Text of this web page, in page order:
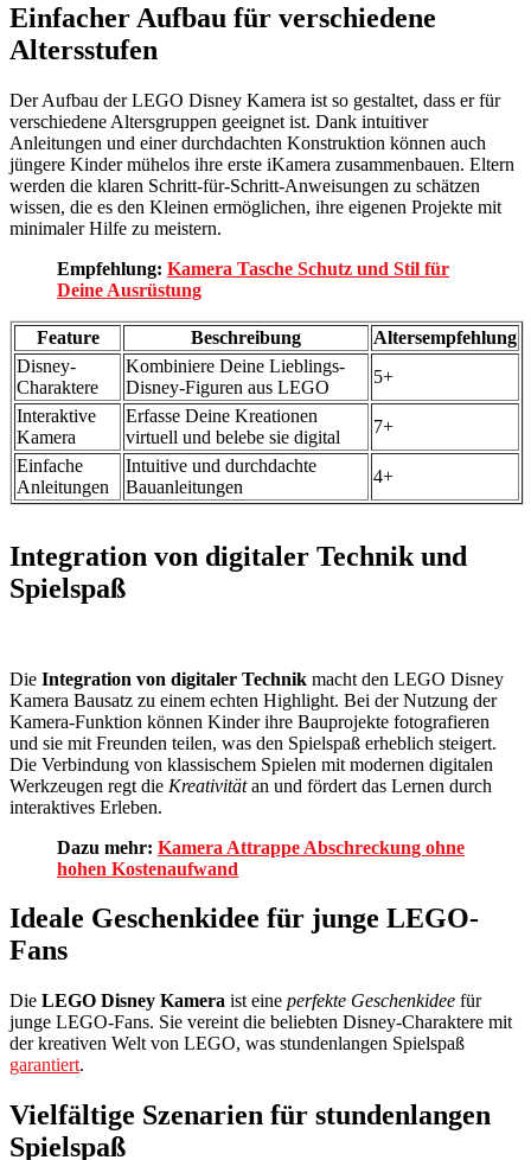
Einfacher Aufbau für verschiedene
Altersstufen
Der Aufbau der LEGO Disney Kamera ist so gestaltet, dass er für
verschiedene Altersgruppen geeignet ist. Dank intuitiver
Anleitungen und einer durchdachten Konstruktion können auch
jüngere Kinder mühelos ihre erste iKamera zusammenbauen. Eltern
werden die klaren Schritt-für-Schritt-Anweisungen zu schätzen
wissen, die es den Kleinen ermöglichen, ihre eigenen Projekte mit
minimaler Hilfe zu meistern.
Empfehlung: Kamera Tasche Schutz und Stil für
Deine Ausrüstung
Feature Beschreibung
Altersempfehlung
Disney-
Charaktere
Kombiniere Deine Lieblings-
Disney-Figuren aus LEGO
5+
Interaktive
Kamera
Erfasse Deine Kreationen
virtuell und belebe sie digital
7+
Einfache
Anleitungen
Intuitive und durchdachte
Bauanleitungen
4+
Integration von digitaler Technik und
Spielspaß
Die Integration von digitaler Technik macht den LEGO Disney
Kamera Bausatz zu einem echten Highlight. Bei der Nutzung der
Kamera-Funktion können Kinder ihre Bauprojekte fotografieren
und sie mit Freunden teilen, was den Spielspaß erheblich steigert.
Die Verbindung von klassischem Spielen mit modernen digitalen
Werkzeugen regt die Kreativitätan und fördert das Lernen durch
interaktives Erleben.
Dazu mehr: Kamera Attrappe Abschreckung ohne
hohen Kostenaufwand
Ideale Geschenkidee für junge LEGO-
Fans
Die LEGO Disney Kamera ist eine perfekte Geschenkidee für
junge LEGO-Fans. Sie vereint die beliebten Disney-Charaktere mit
der kreativen Welt von LEGO, was stundenlangen Spielspaß
garantiert.
Vielfältige Szenarien für stundenlangen
Spielspaß